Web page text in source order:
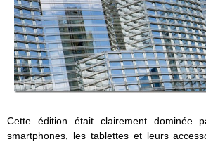
Cette édition était clairement dominée
smartphones, les tablettes et leurs